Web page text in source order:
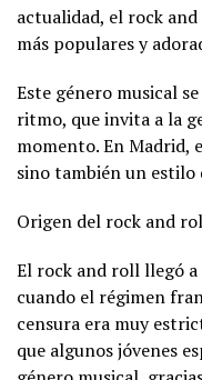
actualidad, el rock
más populares y
Este género musical
ritmo, que invita a la
momento. En Madrid,
sino también un estilo
Origen del rock and
El rock and roll llegó a
cuando el régimen
censura era muy
que algunos jóvenes